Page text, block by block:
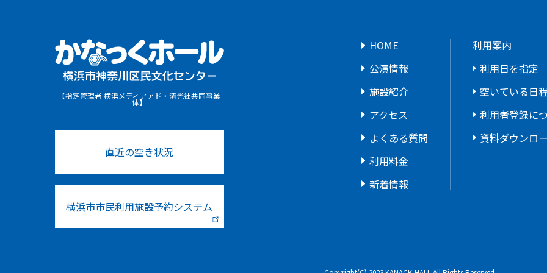
【指定管理者 横浜メディアアド・清光社共同事業
体】
直近の空き状況
横浜市市民利用施設予約システム
HOME
公演情報
施設紹介
アクセス
よくある質問
利用料金
新着情報
利用案内
利用日を指定
空いている日
利用者登録に
資料ダウンロ